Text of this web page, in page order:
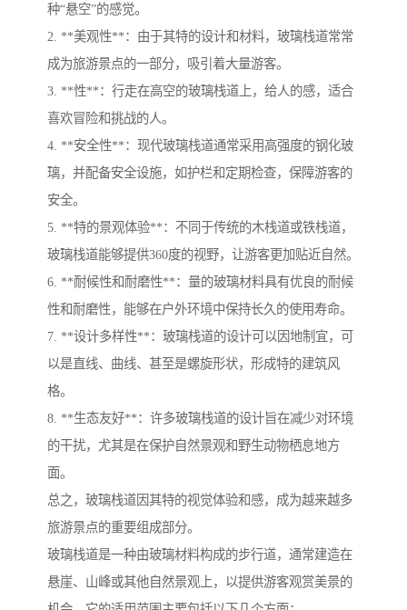
种“悬空”的感觉。
2. **美观性**：由于其特的设计和材料，玻璃栈道常常
成为旅游景点的一部分，吸引着大量游客。
3. **性**：行走在高空的玻璃栈道上，给人的感，适合
喜欢冒险和挑战的人。
4. **安全性**：现代玻璃栈道通常采用高强度的钢化玻
璃，并配备安全设施，如护栏和定期检查，保障游客的
安全。
5. **特的景观体验**：不同于传统的木栈道或铁栈道，
玻璃栈道能够提供360度的视野，让游客更加贴近自然。
6. **耐候性和耐磨性**：量的玻璃材料具有优良的耐候
性和耐磨性，能够在户外环境中保持长久的使用寿命。
7. **设计多样性**：玻璃栈道的设计可以因地制宜，可
以是直线、曲线、甚至是螺旋形状，形成特的建筑风
格。
8. **生态友好**：许多玻璃栈道的设计旨在减少对环境
的干扰，尤其是在保护自然景观和野生动物栖息地方
面。
总之，玻璃栈道因其特的视觉体验和感，成为越来越多
旅游景点的重要组成部分。
玻璃栈道是一种由玻璃材料构成的步行道，通常建造在
悬崖、山峰或其他自然景观上，以提供游客观赏美景的